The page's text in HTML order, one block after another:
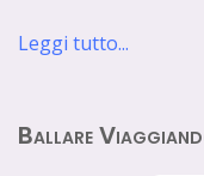
Leggi tutto...
Ballare